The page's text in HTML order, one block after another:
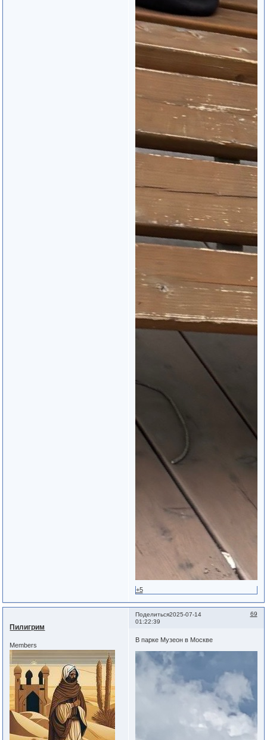
+5
Поделиться 69
2025-07-14
01:22:39
Пилигрим
Members
В парке Музеон в Москве